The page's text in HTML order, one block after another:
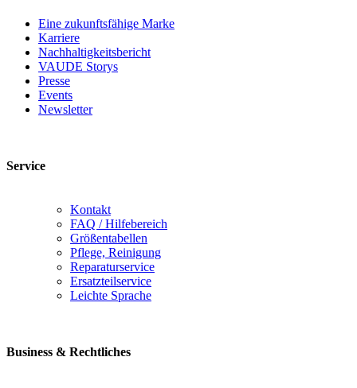
Eine zukunftsfähige Marke
Karriere
Nachhaltigkeitsbericht
VAUDE Storys
Presse
Events
Newsletter
Service
Kontakt
FAQ / Hilfebereich
Größentabellen
Pflege, Reinigung
Reparaturservice
Ersatzteilservice
Leichte Sprache
Business & Rechtliches